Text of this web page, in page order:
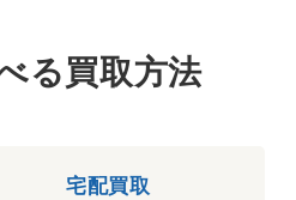
る買取方法
宅配買取